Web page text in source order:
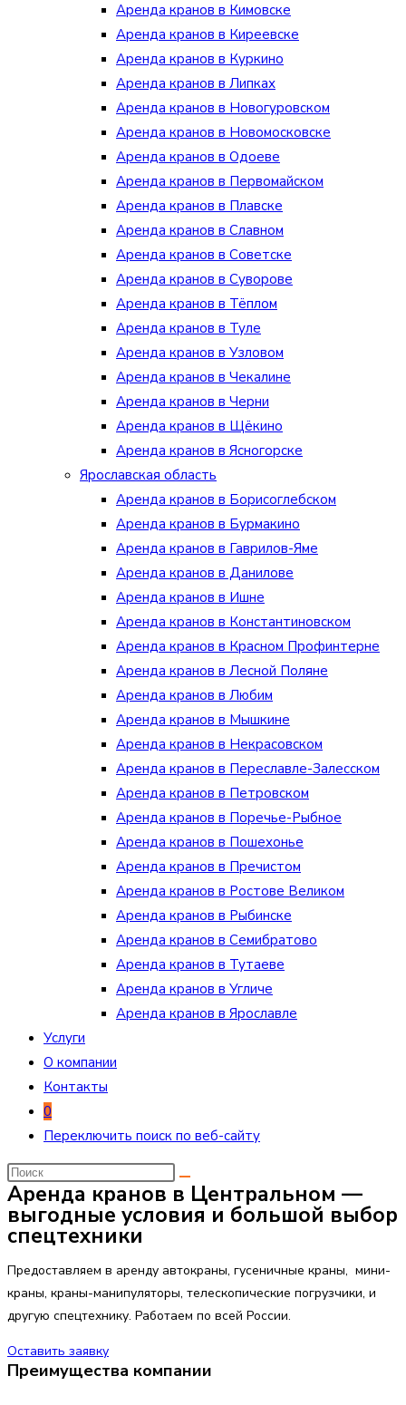
Аренда кранов в Кимовске
Аренда кранов в Киреевске
Аренда кранов в Куркино
Аренда кранов в Липках
Аренда кранов в Новогуровском
Аренда кранов в Новомосковске
Аренда кранов в Одоеве
Аренда кранов в Первомайском
Аренда кранов в Плавске
Аренда кранов в Славном
Аренда кранов в Советске
Аренда кранов в Суворове
Аренда кранов в Тёплом
Аренда кранов в Туле
Аренда кранов в Узловом
Аренда кранов в Чекалине
Аренда кранов в Черни
Аренда кранов в Щёкино
Аренда кранов в Ясногорске
Ярославская область
Аренда кранов в Борисоглебском
Аренда кранов в Бурмакино
Аренда кранов в Гаврилов-Яме
Аренда кранов в Данилове
Аренда кранов в Ишне
Аренда кранов в Константиновском
Аренда кранов в Красном Профинтерне
Аренда кранов в Лесной Поляне
Аренда кранов в Любим
Аренда кранов в Мышкине
Аренда кранов в Некрасовском
Аренда кранов в Переславле-Залесском
Аренда кранов в Петровском
Аренда кранов в Поречье-Рыбное
Аренда кранов в Пошехонье
Аренда кранов в Пречистом
Аренда кранов в Ростове Великом
Аренда кранов в Рыбинске
Аренда кранов в Семибратово
Аренда кранов в Тутаеве
Аренда кранов в Угличе
Аренда кранов в Ярославле
Услуги
О компании
Контакты
0
Переключить поиск по веб-сайту
Аренда кранов в Центральном —
выгодные условия и большой выбор
спецтехники
Предоставляем в аренду автокраны, гусеничные краны, мини-
краны, краны-манипуляторы, телескопические погрузчики, и
другую спецтехнику. Работаем по всей России.
Оставить заявку
Преимущества компании